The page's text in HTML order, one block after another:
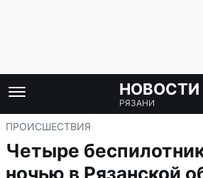
НОВОСТИ
РЯЗАНИ
ПРОИСШЕСТВИЯ
Четыре
ночью в Рязанской